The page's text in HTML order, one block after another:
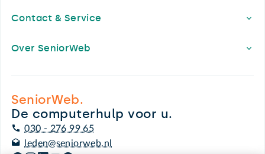
Contact & Service
Over SeniorWeb
SeniorWeb.
De computerhulp voor u.
030 - 276 99 65
leden@seniorweb.nl